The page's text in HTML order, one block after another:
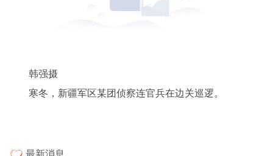
韩强摄
寒冬，新疆军区某团侦察连官兵在边关巡逻。
最新消息